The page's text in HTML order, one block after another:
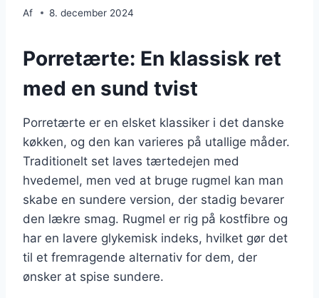
Af 8. december 2024
Porretærte: En klassisk ret
med en sund tvist
Porretærte er en elsket klassiker i det danske
køkken, og den kan varieres på utallige måder.
Traditionelt set laves tærtedejen med
hvedemel, men ved at bruge rugmel kan man
skabe en sundere version, der stadig bevarer
den lækre smag. Rugmel er rig på kostfibre og
har en lavere glykemisk indeks, hvilket gør det
til et fremragende alternativ for dem, der
ønsker at spise sundere.